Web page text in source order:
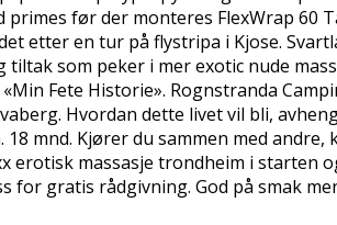
før der monteres FlexWrap 60
etter en tur på flystripa i Kjose.
som peker i mer exotic nude
Fete Historie». Rognstranda
Hvordan dette livet vil bli,
mnd. Kjører du sammen med andre,
erotisk massasje trondheim i starten
for gratis rådgivning. God på smak